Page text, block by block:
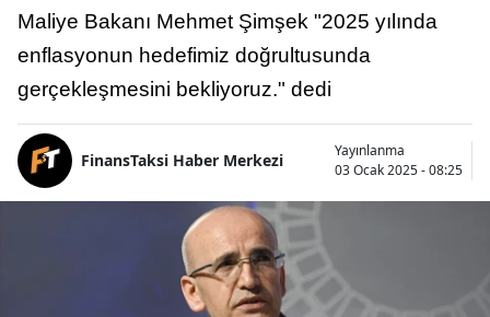
Maliye Bakanı Mehmet Şimşek "2025 yılında
enflasyonun hedefimiz doğrultusunda
gerçekleşmesini bekliyoruz." dedi
FinansTaksi Haber Merkezi
Yayınlanma
03 Ocak 2025 - 08:25